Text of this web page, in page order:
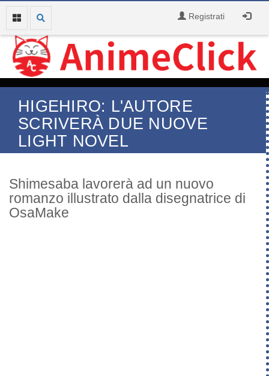
Registrati
HIGEHIRO: L'AUTORE
SCRIVERÀ DUE NUOVE
LIGHT NOVEL
Shimesaba lavorerà ad un nuovo
romanzo illustrato dalla disegnatrice di
OsaMake